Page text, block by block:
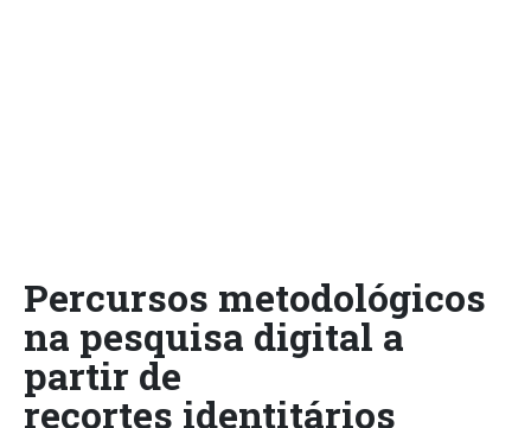
Percursos metodológicos
na pesquisa digital a
partir de
recortes identitários